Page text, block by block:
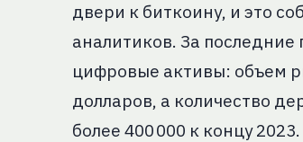
двери к биткоину, и это
аналитиков. За последние
цифровые активы: объем
долларов, а количество
более 400 000 к концу